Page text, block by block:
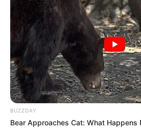
BUZZDAY
Bear Approaches Cat: What Happens